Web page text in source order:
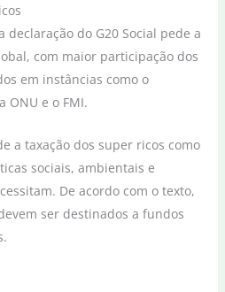
do G20 Social pede a
com maior participação dos
em instâncias como o
ONU e o FMI.
a taxação dos super ricos como
sociais, ambientais e
De acordo com o texto,
ser destinados a fundos